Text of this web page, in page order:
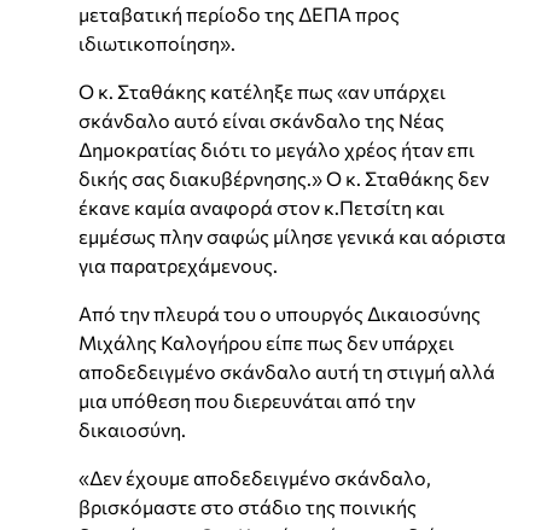
μεταβατική περίοδο της ΔΕΠΑ προς
ιδιωτικοποίηση».
Ο κ. Σταθάκης κατέληξε πως «αν υπάρχει
σκάνδαλο αυτό είναι σκάνδαλο της Νέας
Δημοκρατίας διότι το μεγάλο χρέος ήταν επι
δικής σας διακυβέρνησης.» Ο κ. Σταθάκης δεν
έκανε καμία αναφορά στον κ.Πετσίτη και
εμμέσως πλην σαφώς μίλησε γενικά και αόριστα
για παρατρεχάμενους.
Από την πλευρά του ο υπουργός Δικαιοσύνης
Μιχάλης Καλογήρου είπε πως δεν υπάρχει
αποδεδειγμένο σκάνδαλο αυτή τη στιγμή αλλά
μια υπόθεση που διερευνάται από την
δικαιοσύνη.
«Δεν έχουμε αποδεδειγμένο σκάνδαλο,
βρισκόμαστε στο στάδιο της ποινικής